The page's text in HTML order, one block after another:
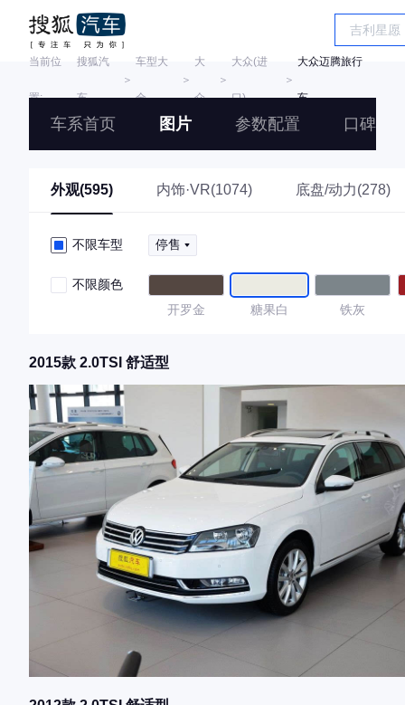
当前位
置:
搜狐汽
车
＞
车型大
全
＞
大
众
＞
大众(进
口)
＞
大众迈腾旅行
车
车系首页 图片 参数配置 口碑
外观(595) 内饰·VR(1074) 底盘/动力(278)
不限车型 停售
不限颜色
开罗金
糖果白 铁灰
2015款 2.0TSI 舒适型